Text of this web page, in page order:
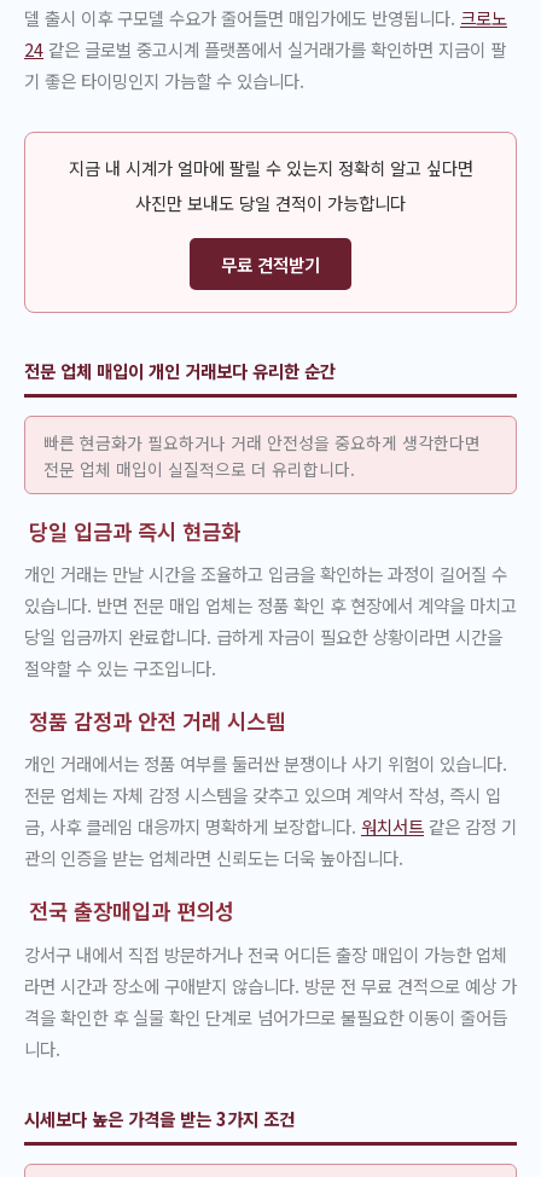
델 출시 이후 구모델 수요가 줄어들면 매입가에도 반영됩니다. 크로노
24 같은 글로벌 중고시계 플랫폼에서 실거래가를 확인하면 지금이 팔
기 좋은 타이밍인지 가늠할 수 있습니다.
지금 내 시계가 얼마에 팔릴 수 있는지 정확히 알고 싶다면
사진만 보내도 당일 견적이 가능합니다
무료 견적받기
전문 업체 매입이 개인 거래보다 유리한 순간
빠른 현금화가 필요하거나 거래 안전성을 중요하게 생각한다면
전문 업체 매입이 실질적으로 더 유리합니다.
당일 입금과 즉시 현금화
개인 거래는 만날 시간을 조율하고 입금을 확인하는 과정이 길어질 수
있습니다. 반면 전문 매입 업체는 정품 확인 후 현장에서 계약을 마치고
당일 입금까지 완료합니다. 급하게 자금이 필요한 상황이라면 시간을
절약할 수 있는 구조입니다.
정품 감정과 안전 거래 시스템
개인 거래에서는 정품 여부를 둘러싼 분쟁이나 사기 위험이 있습니다.
전문 업체는 자체 감정 시스템을 갖추고 있으며 계약서 작성, 즉시 입
금, 사후 클레임 대응까지 명확하게 보장합니다. 워치서트 같은 감정 기
관의 인증을 받는 업체라면 신뢰도는 더욱 높아집니다.
전국 출장매입과 편의성
강서구 내에서 직접 방문하거나 전국 어디든 출장 매입이 가능한 업체
라면 시간과 장소에 구애받지 않습니다. 방문 전 무료 견적으로 예상 가
격을 확인한 후 실물 확인 단계로 넘어가므로 불필요한 이동이 줄어듭
니다.
시세보다 높은 가격을 받는 3가지 조건